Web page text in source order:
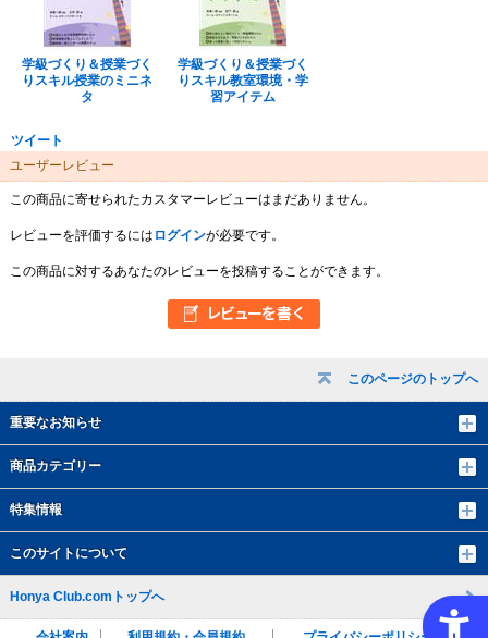
このページのトップへ
重要なお知らせ
商品カテゴリー
特集情報
このサイトについて
学級づくり＆授業づく
りスキル授業のミニネ
タ
学級づくり＆授業づく
りスキル教室環境・学
習アイテム
ツイート
ユーザーレビュー
この商品に寄せられたカスタマーレビューはまだありません。
レビューを評価するには ログインが必要です。
この商品に対するあなたのレビューを投稿することができます。
Honya Club.comトップへ